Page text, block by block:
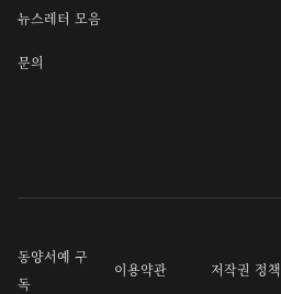
뉴스레터 모음
문의
동양서예 구
독
이용약관 저작권 정책